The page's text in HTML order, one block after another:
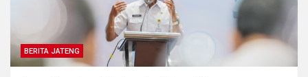
BERITA JATENG